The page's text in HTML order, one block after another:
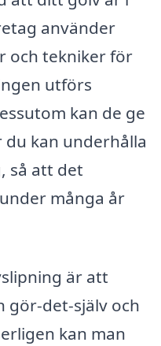
använder
och tekniker för
utförs
kan de ge
kan underhålla
så att det
många år
är att
gör-det-själv och
kan man